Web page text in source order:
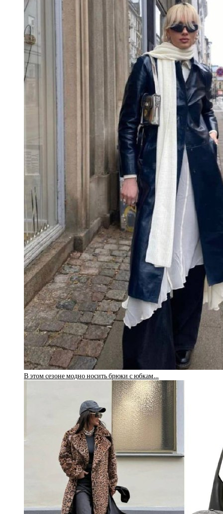
В этом сезоне модно носить брюки с юбкам…